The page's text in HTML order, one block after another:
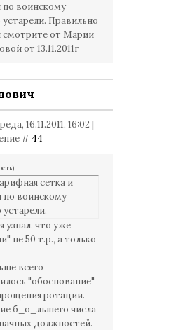
по воинскому
Правильно
смотрите от Марии
от 13.11.2011г
16.11.2011, 16:02 |
#44
)
сетка и
по воинскому
узнал, что уже
не 50 т.р., а только
всего
"обоснование"
ротации.
б_о_льшего числа
должностей.